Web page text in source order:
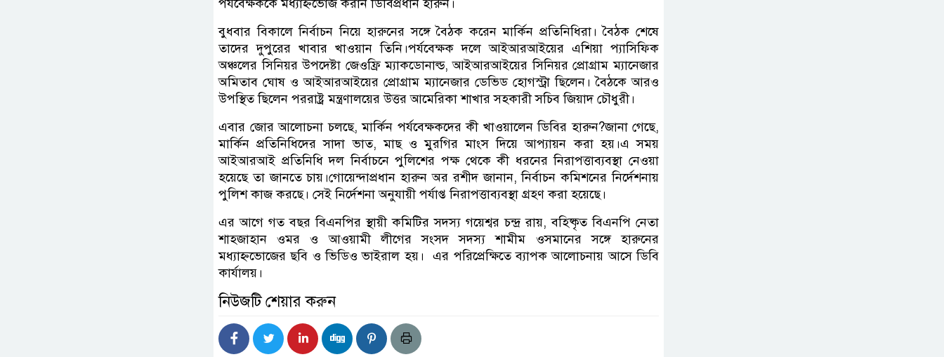
পর্যবেক্ষককে মধ্যাহ্নভোজ করান ডিবিপ্রধান হারুন।
বুধবার বিকালে নির্বাচন নিয়ে হারুনের সঙ্গে বৈঠক করেন মার্কিন প্রতিনিধিরা। বৈঠক শেষে
তাদের দুপুরের খাবার খাওয়ান তিনি।পর্যবেক্ষক দলে আইআরআইয়ের এশিয়া প্যাসিফিক
অঞ্চলের সিনিয়র উপদেষ্টা জেওফ্রি ম্যাকডোনাল্ড, আইআরআইয়ের সিনিয়র প্রোগ্রাম ম্যানেজার
অমিতাব ঘোষ ও আইআরআইয়ের প্রোগ্রাম ম্যানেজার ডেভিড হোগস্ট্রা ছিলেন। বৈঠকে আরও
উপস্থিত ছিলেন পররাষ্ট্র মন্ত্রণালয়ের উত্তর আমেরিকা শাখার সহকারী সচিব জিয়াদ চৌধুরী।
এবার জোর আলোচনা চলছে, মার্কিন পর্যবেক্ষকদের কী খাওয়ালেন ডিবির হারুন?জানা গেছে,
মার্কিন প্রতিনিধিদের সাদা ভাত, মাছ ও মুরগির মাংস দিয়ে আপ্যায়ন করা হয়।এ সময়
আইআরআই প্রতিনিধি দল নির্বাচনে পুলিশের পক্ষ থেকে কী ধরনের নিরাপত্তাব্যবস্থা নেওয়া
হয়েছে তা জানতে চায়।গোয়েন্দাপ্রধান হারুন অর রশীদ জানান, নির্বাচন কমিশনের নির্দেশনায়
পুলিশ কাজ করছে। সেই নির্দেশনা অনুযায়ী পর্যাপ্ত নিরাপত্তাব্যবস্থা গ্রহণ করা হয়েছে।
এর আগে গত বছর বিএনপির স্থায়ী কমিটির সদস্য গয়েশ্বর চন্দ্র রায়, বহিষ্কৃত বিএনপি নেতা
শাহজাহান ওমর ও আওয়ামী লীগের সংসদ সদস্য শামীম ওসমানের সঙ্গে হারুনের
মধ্যাহ্নভোজের ছবি ও ভিডিও ভাইরাল হয়। এর পরিপ্রেক্ষিতে ব্যাপক আলোচনায় আসে ডিবি
কার্যালয়।
নিউজটি শেয়ার করুন